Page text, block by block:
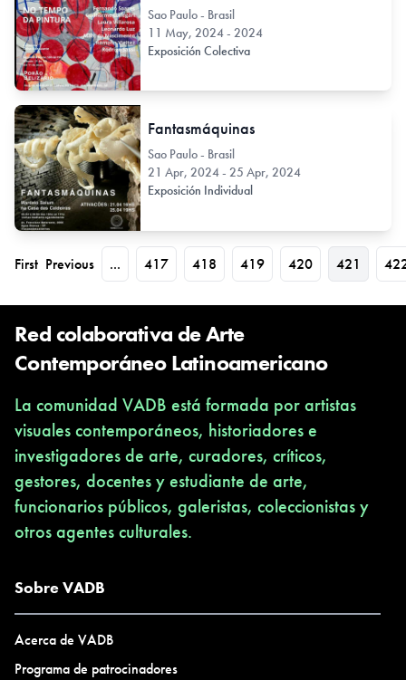
Sao Paulo - Brasil
11 May, 2024 - 2024
Exposición Colectiva
Fantasmáquinas
Sao Paulo - Brasil
21 Apr, 2024 - 25 Apr, 2024
Exposición Individual
First Previous ... 417 418 419 420 421
Red colaborativa de Arte
Contemporáneo Latinoamericano
La comunidad VADB está formada por artistas
visuales contemporáneos, historiadores e
investigadores de arte, curadores, críticos,
gestores, docentes y estudiante de arte,
funcionarios públicos, galeristas, coleccionistas y
otros agentes culturales.
Sobre VADB
Acerca de VADB
Programa de patrocinadores